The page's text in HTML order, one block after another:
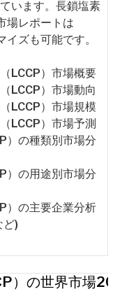
います。長鎖塩素
場レポートは
ズも可能です。
LCCP）市場概要
LCCP）市場動向
LCCP）市場規模
LCCP）市場予測
）の種類別市場分
）の用途別市場分
）の主要企業分析
ど)
）の世界市場